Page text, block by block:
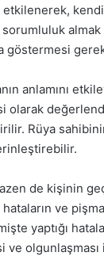
sorumluluk
göstermesi
anlamını
olarak
Rüya
de kişinin
ve
yaptığı
olgunlaşması